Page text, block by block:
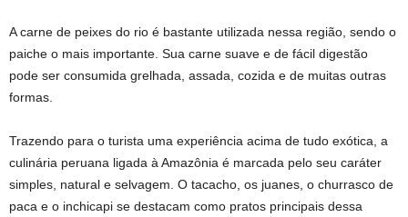
A carne de peixes do rio é bastante utilizada nessa região, sendo o
paiche o mais importante. Sua carne suave e de fácil digestão
pode ser consumida grelhada, assada, cozida e de muitas outras
formas.
Trazendo para o turista uma experiência acima de tudo exótica, a
culinária peruana ligada à Amazônia é marcada pelo seu caráter
simples, natural e selvagem. O tacacho, os juanes, o churrasco de
paca e o inchicapi se destacam como pratos principais dessa